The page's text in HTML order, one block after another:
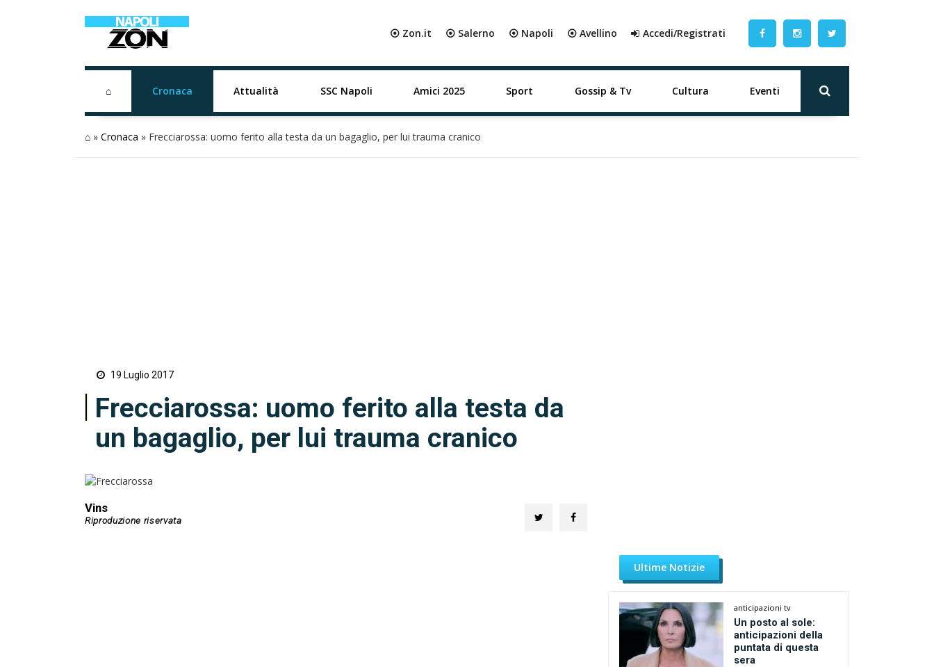
⦿ Zon.it ⦿ Salerno ⦿ Napoli ⦿ Avellino Accedi/Registrati
⌂ Cronaca Attualità SSC Napoli Amici 2025 Sport Gossip & Tv Cultura Eventi
⌂ » Cronaca » Frecciarossa: uomo ferito alla testa da un bagaglio, per lui trauma cranico
19 Luglio 2017
Frecciarossa: uomo ferito alla testa da
un bagaglio, per lui trauma cranico
Vins
Ultime Notizie
anticipazioni tv
Un posto al sole:
anticipazioni della
puntata di questa
sera